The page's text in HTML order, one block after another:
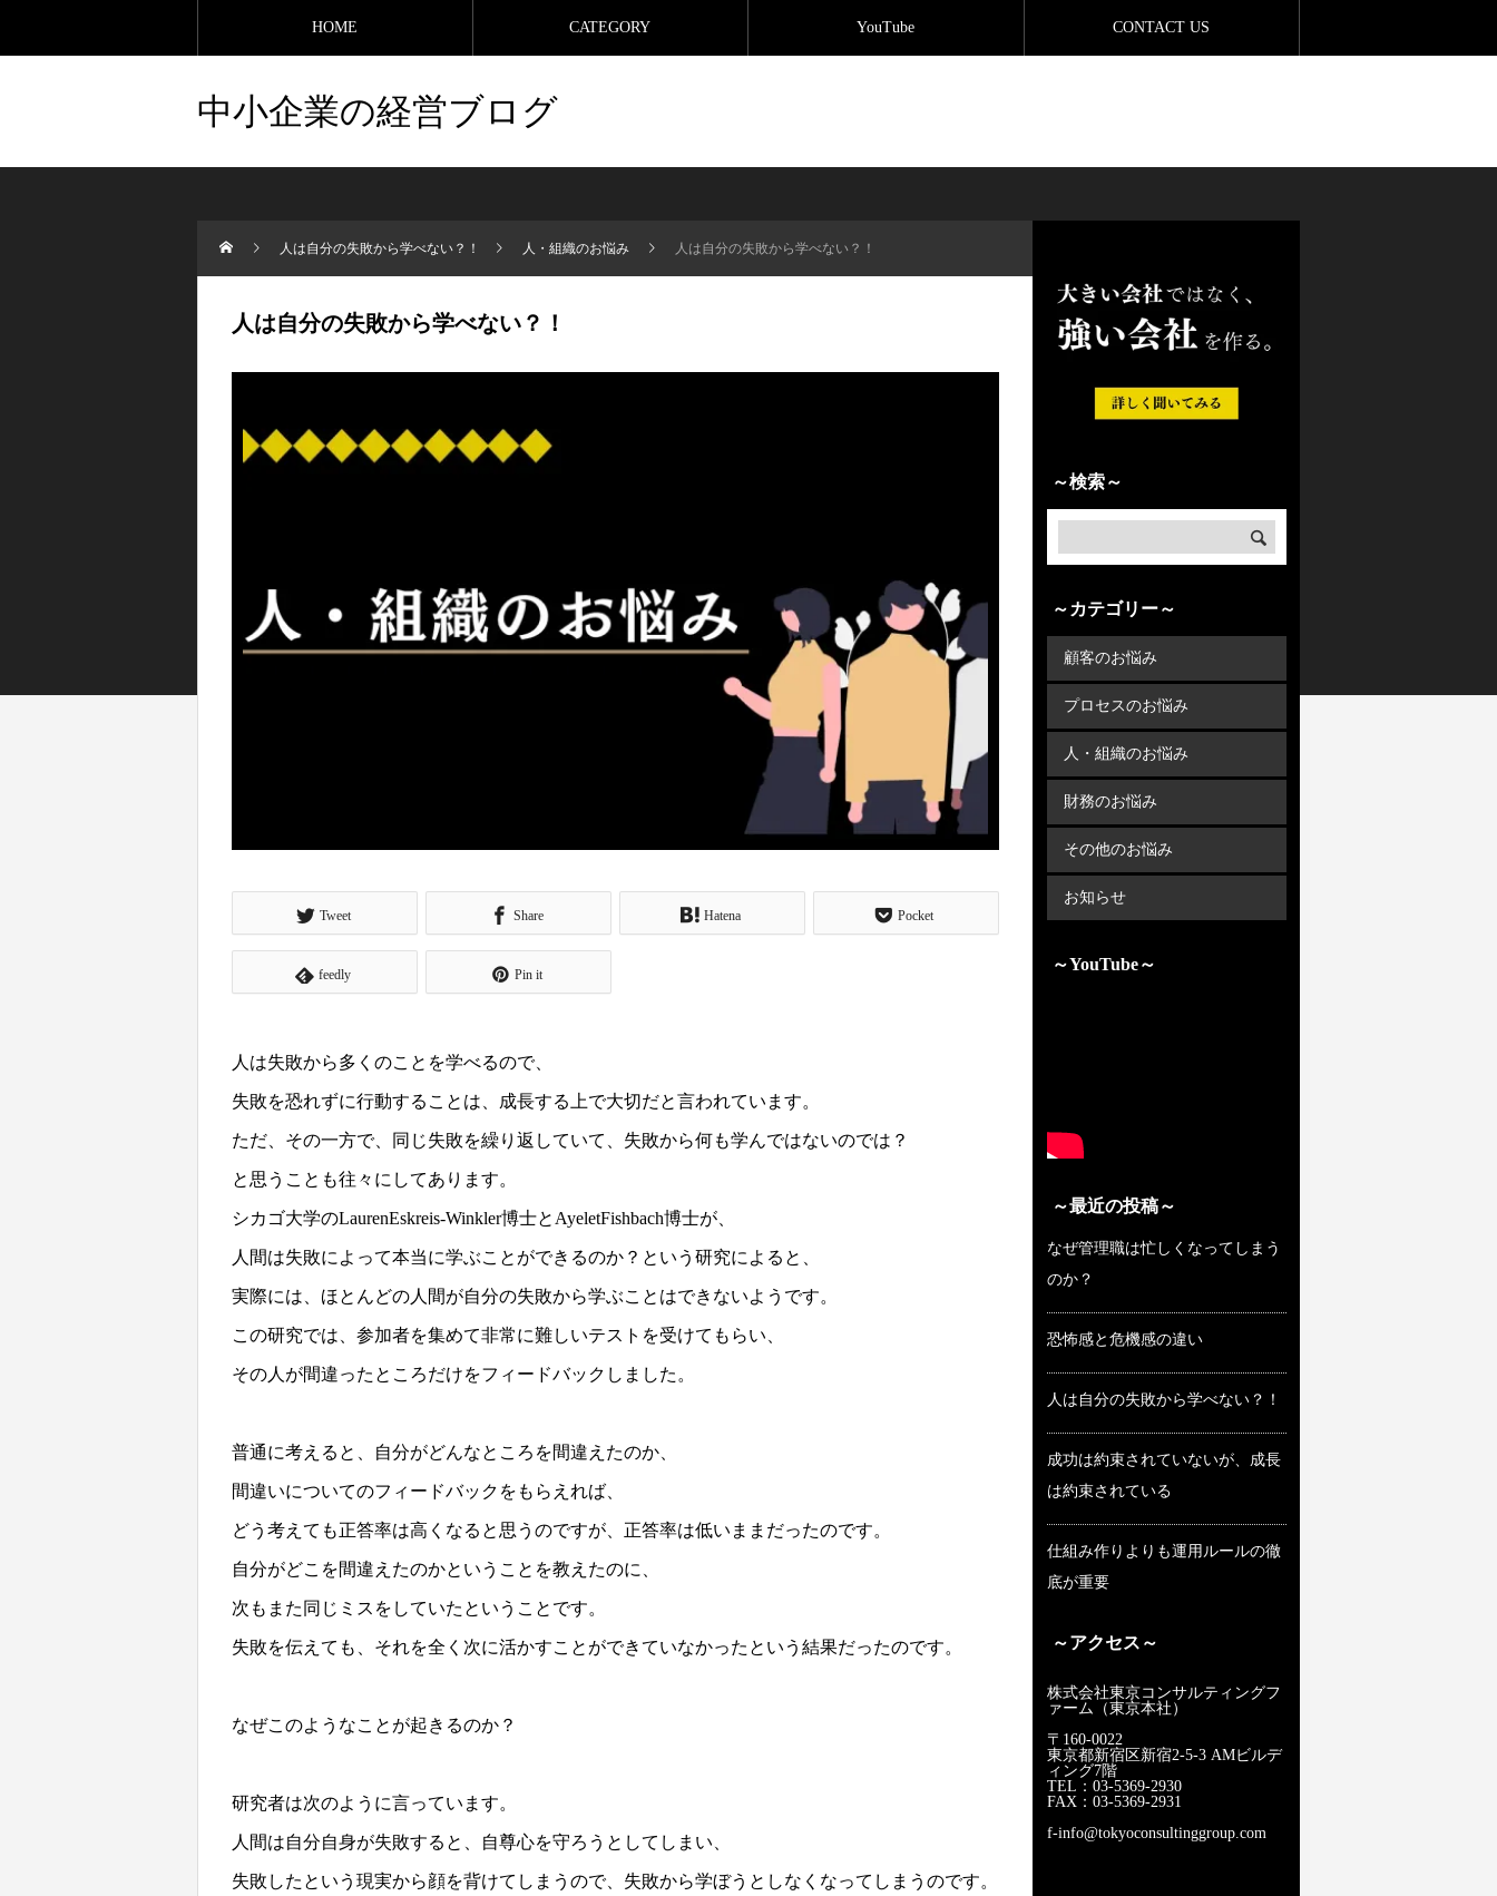
HOME CATEGORY YouTube CONTACT US
中小企業の経営ブログ
人は自分の失敗から学べない？！ 人・組織のお悩み 人は自分の失敗から学べない？！
人は自分の失敗から学べない？！
Tweet Share Hatena Pocket
feedly Pin it
人は失敗から多くのことを学べるので、
失敗を恐れずに行動することは、成長する上で大切だと言われています。
ただ、その一方で、同じ失敗を繰り返していて、失敗から何も学んではないのでは？
と思うことも往々にしてあります。
シカゴ大学のLaurenEskreis-Winkler博士とAyeletFishbach博士が、
人間は失敗によって本当に学ぶことができるのか？という研究によると、
実際には、ほとんどの人間が自分の失敗から学ぶことはできないようです。
この研究では、参加者を集めて非常に難しいテストを受けてもらい、
その人が間違ったところだけをフィードバックしました。
普通に考えると、自分がどんなところを間違えたのか、
間違いについてのフィードバックをもらえれば、
どう考えても正答率は高くなると思うのですが、正答率は低いままだったのです。
自分がどこを間違えたのかということを教えたのに、
次もまた同じミスをしていたということです。
失敗を伝えても、それを全く次に活かすことができていなかったという結果だったのです。
なぜこのようなことが起きるのか？
研究者は次のように言っています。
人間は自分自身が失敗すると、自尊心を守ろうとしてしまい、
失敗したという現実から顔を背けてしまうので、失敗から学ぼうとしなくなってしまうのです。
～検索～
～カテゴリー～
顧客のお悩み
プロセスのお悩み
人・組織のお悩み
財務のお悩み
その他のお悩み
お知らせ
～YouTube～
～最近の投稿～
なぜ管理職は忙しくなってしまう
のか？
恐怖感と危機感の違い
人は自分の失敗から学べない？！
成功は約束されていないが、成長
は約束されている
仕組み作りよりも運用ルールの徹
底が重要
～アクセス～
株式会社東京コンサルティングフ
ァーム（東京本社）
〒160-0022
東京都新宿区新宿2-5-3 AMビルデ
ィング7階
TEL：03-5369-2930
FAX：03-5369-2931
f-info@tokyoconsultinggroup.com